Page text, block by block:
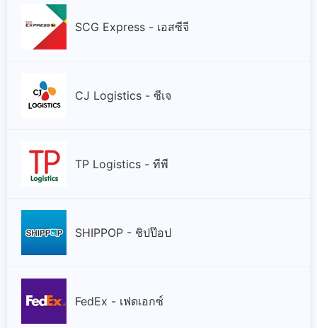
SCG Express - เอสซีจี
CJ Logistics - ซีเจ
TP Logistics - ทีพี
SHIPPOP - ชิปป๊อป
FedEx - เฟดเอกซ์